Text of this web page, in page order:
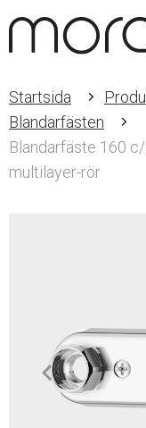
Startsida
Blandarfästen
Blandarfäste 160 c/
multilayer-rör